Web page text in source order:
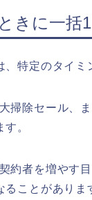
きに一括
特定のタイミ
掃除セール、
。
約者を増やす
ことがありま